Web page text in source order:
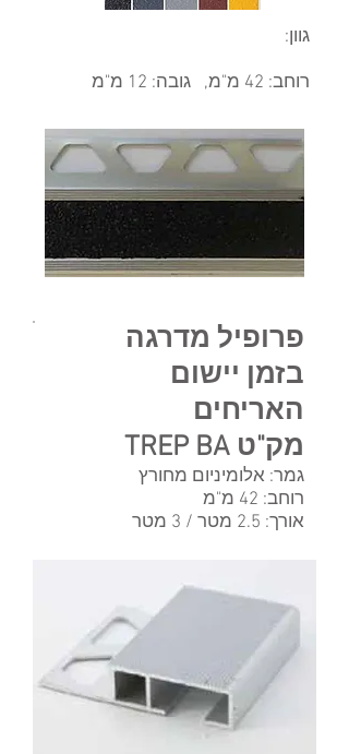
גוון:
רוחב: 42 מ"מ, גובה: 12 מ"מ
פרופיל מדרגה
בזמן יישום
האריחים
מק"ט TREP BA
גמר: אלומיניום מחורץ
רוחב: 42 מ"מ
אורך: 2.5 מטר / 3 מטר